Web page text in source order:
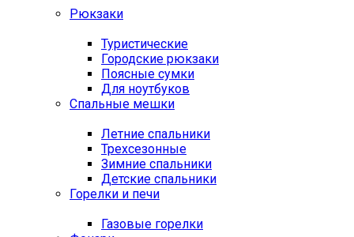
Рюкзаки
Туристические
Городские рюкзаки
Поясные сумки
Для ноутбуков
Спальные мешки
Летние спальники
Трехсезонные
Зимние спальники
Детские спальники
Горелки и печи
Газовые горелки